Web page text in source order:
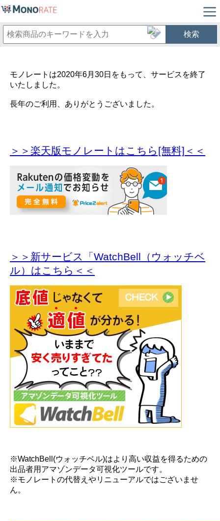
検索
モノレートは2020年6月30日をもって、サービスを終了
いたしました。
長年のご利用、ありがとうございました。
＞＞楽天版モノレートはこちら[無料]＜＜
＞＞新サービス「WatchBell（ウォッチベ
ル）はこちら＜＜
※WatchBell(ウォッチベル)はより高い収益を得るための
出品者用アマゾンデータ可視化ツールです。
※モノレートの代替えやリニューアルではございませ
ん。